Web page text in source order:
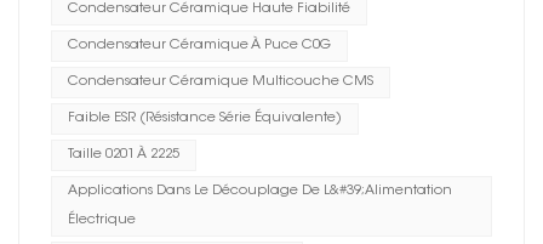
Condensateur Céramique Haute Fiabilité
Condensateur Céramique À Puce C0G
Condensateur Céramique Multicouche CMS
Faible ESR (résistance Série Équivalente)
Taille 0201 À 2225
Applications Dans Le Découplage De L&#39;alimentation
Électrique